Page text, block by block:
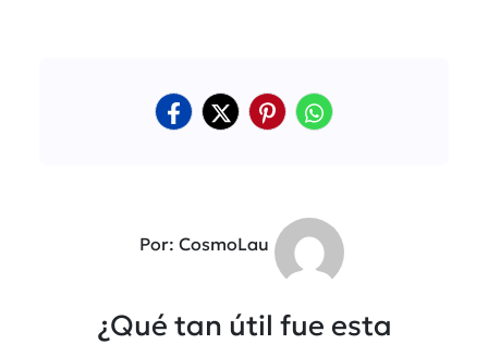
Por: CosmoLau
¿Qué tan útil fue esta